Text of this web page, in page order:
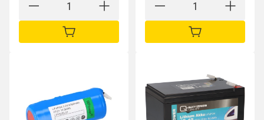
IN DEN WARENKORB IN DEN WARENKORB